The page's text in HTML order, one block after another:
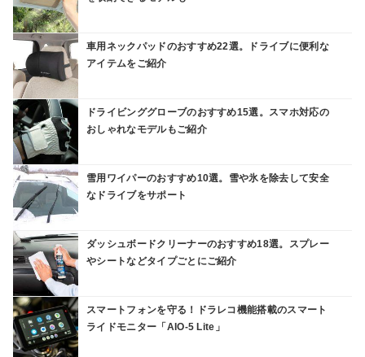
車用ネックパッドのおすすめ22選。ドライブに便利な
アイテムをご紹介
ドライビンググローブのおすすめ15選。スマホ対応の
おしゃれなモデルもご紹介
雪用ワイパーのおすすめ10選。雪や氷を除去して安全
なドライブをサポート
ダッシュボードクリーナーのおすすめ18選。スプレー
やシートなどタイプごとにご紹介
スマートフォンを守る！ドラレコ機能搭載のスマート
ライドモニター「AIO-5 Lite」